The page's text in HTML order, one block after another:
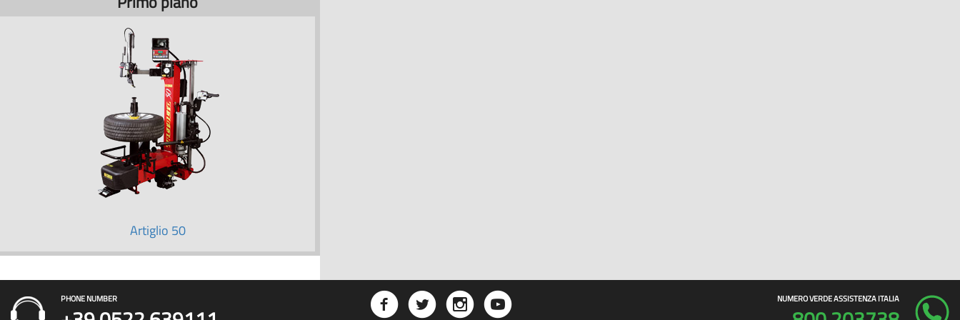
Artiglio 50
PHONE NUMBER NUMERO VERDE ASSISTENZA ITALIA